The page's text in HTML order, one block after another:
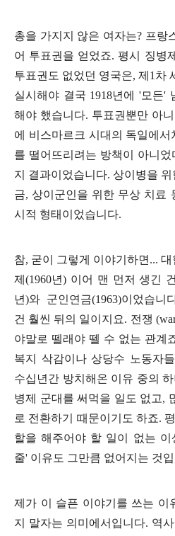
총을 가지지 않은 여자는? 프랑
어 투표권을 얻었죠.평시 징병
투표권도 없었던 영국은, 제 1 차
실시해야 결국 1918년에'모든'
해야 했습니다. 투표권뿐만 아
에 비스마르크 시대의 독일에서
를 떨어뜨리려는 방책이 아니
지 결과이었습니다. 상이병을 위
금,상이군인을 위한 무상 치료
시적 형태이었습니다.
참, 굳이 그렇게 이야기하면 ... 대
제 (1960년) 이어 맨 먼저 생긴
년)와 군인연금(1963)이었습니
건 훨씬 뒤의 일이지요. 전쟁
야말로 뗄래야 뗄 수 없는 관계
복지 삭감이나 상당수 노동자
수십년간 방치해온 이유 중의
병제 군대를 써먹을 일도 없고,
로 전환하기 때문이기도 하죠.
할을 해주어야 할 일이 없는 이
줄' 이유도 그만큼 없어지는 것
제가 이 슬픈 이야기를 쓰는 이
지 말자는 의미에서입니다. 역